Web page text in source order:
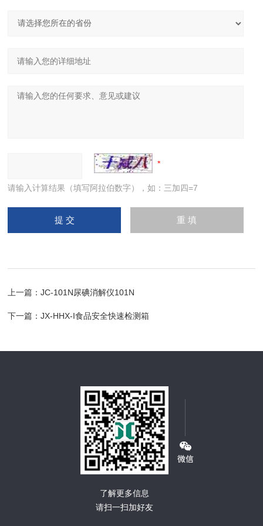
请输入计算结果（填写阿拉伯数字），如：三加四=7
上一篇：JC-101N尿碘消解仪101N
下一篇：JX-HHX-I食品安全快速检测箱
了解更多信息
请扫一扫加好友